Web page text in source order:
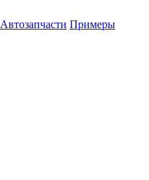
Автозапчасти Примеры